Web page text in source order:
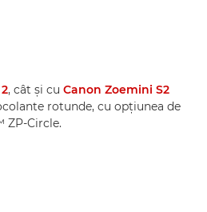
, cât şi cu Canon Zoemini S2
rotunde, cu opţiunea de
ZP-Circle.